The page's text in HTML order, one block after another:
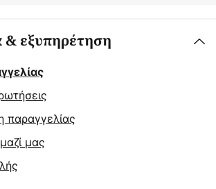
& εξυπηρέτηση
παραγγελίας
μας